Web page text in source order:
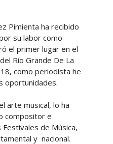
Pimienta ha recibido
su labor como
el primer lugar en el
Río Grande De La
como periodista he
oportunidades.
arte musical, lo ha
compositor e
de Música,
y nacional.